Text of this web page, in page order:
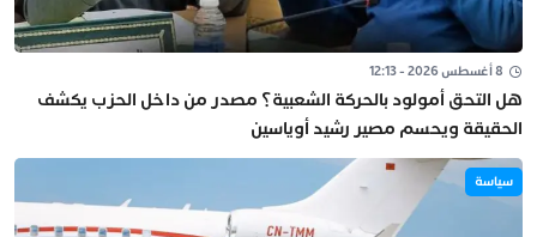
8 أغسطس 2026 - 12:13
هل التحق أمولود بالحركة الشعبية؟ مصدر من داخل الحزب يكشف
الحقيقة ويحسم مصير رشيد أوياسين
سياسة